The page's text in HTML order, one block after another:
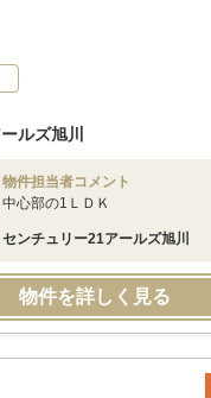
ルズ旭川
物件担当者コメント
中心部の1ＬＤＫ
センチュリー21アールズ旭川
物件を詳しく見る